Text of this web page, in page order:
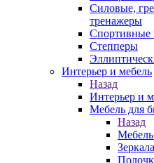
Силовые,
тренажеры
Спортивные
Степперы
Интерьер и мебель
Назад
Интерьер и
Мебель для
Назад
Зеркала